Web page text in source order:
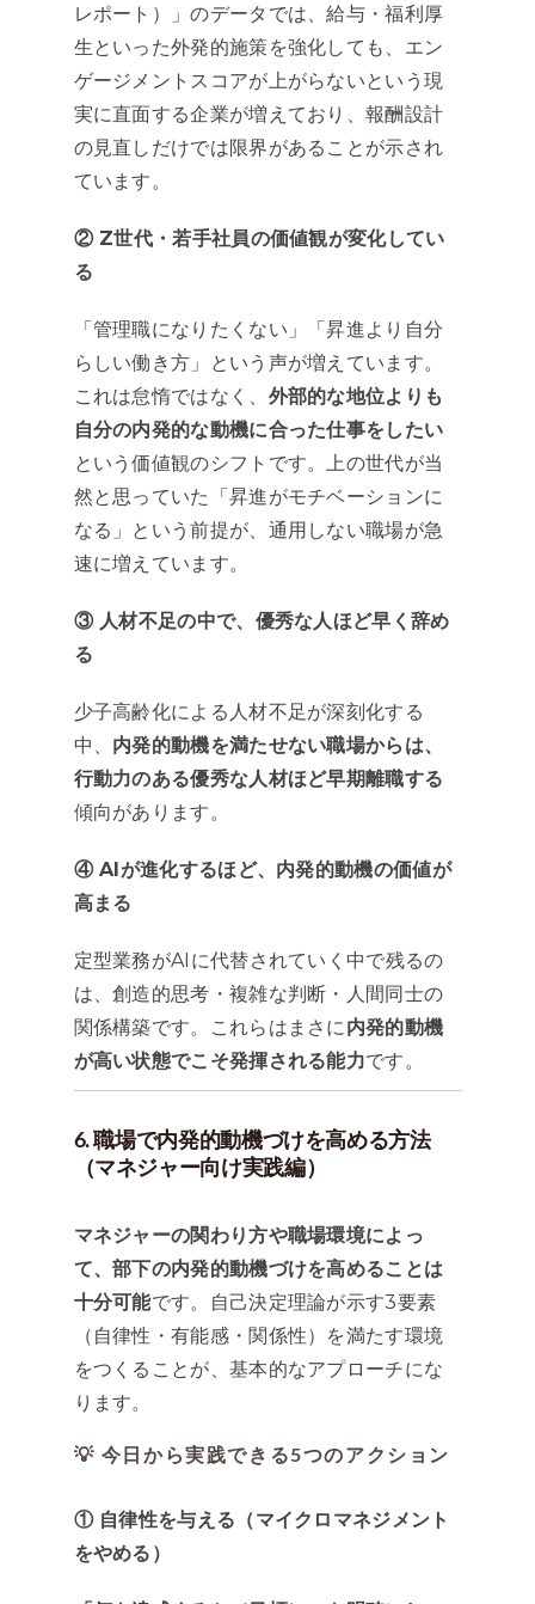
レポート）」のデータでは、給与・福利厚
生といった外発的施策を強化しても、エン
ゲージメントスコアが上がらないという現
実に直面する企業が増えており、報酬設計
の見直しだけでは限界があることが示され
ています。
② Z世代・若手社員の価値観が変化してい
る
「管理職になりたくない」「昇進より自分
らしい働き方」という声が増えています。
これは怠惰ではなく、 外部的な地位よりも
自分の内発的な動機に合った仕事をしたい
という価値観のシフトです。上の世代が当
然と思っていた「昇進がモチベーションに
なる」という前提が、通用しない職場が急
速に増えています。
③ 人材不足の中で、優秀な人ほど早く辞め
る
少子高齢化による人材不足が深刻化する
中、 内発的動機を満たせない職場からは、
行動力のある優秀な人材ほど早期離職する
傾向があります。
④ AIが進化するほど、内発的動機の価値が
高まる
定型業務がAIに代替されていく中で残るの
は、創造的思考・複雑な判断・人間同士の
関係構築です。これらはまさに 内発的動機
が高い状態でこそ発揮される能力です。
6. 職場で内発的動機づけを高める方法
（マネジャー向け実践編）
マネジャーの関わり方や職場環境によっ
て、部下の内発的動機づけを高めることは
十分可能です。自己決定理論が示す3要素
（自律性・有能感・関係性）を満たす環境
をつくることが、基本的なアプローチにな
ります。
💡 今日から実践できる5つのアクション
① 自律性を与える（マイクロマネジメント
をやめる）